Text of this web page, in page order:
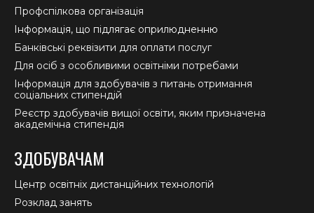
Профспілкова організація
Інформація, що підлягає оприлюдненню
Банківські реквізити для оплати послуг
Для осіб з особливими освітніми потребами
Інформація для здобувачів з питань отримання
соціальних стипендій
Реєстр здобувачів вищої освіти, яким призначена
академічна стипендія
ЗДОБУВАЧАМ
Центр освітніх дистанційних технологій
Розклад занять